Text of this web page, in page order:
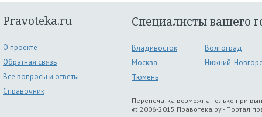
Pravoteka.ru
О проекте
Обратная связь
Все вопросы и ответы
Справочник
Специалисты вашего
Владивосток
Волгоград
Москва
Нижний-
Тюмень
Перепечатка возможна только при
© 2006-2015 Правотека.ру - Портал